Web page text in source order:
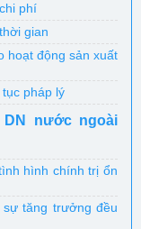
phí
gian
hoạt động sản xuất
pháp lý
DN nước ngoài
hình chính trị ổn
tăng trưởng đều